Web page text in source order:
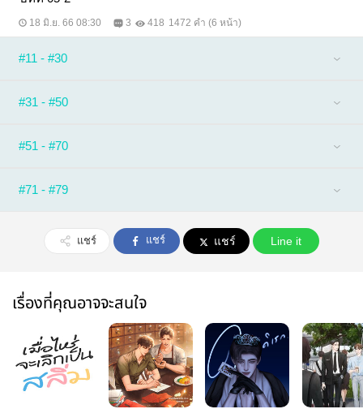
18 มิ.ย. 66 08:30 3 418 1472 คำ (6 หน้า)
#11 - #30
#31 - #50
#51 - #70
#71 - #79
แชร์ แชร์ แชร์ Line it
เรื่องที่คุณอาจจะสนใจ